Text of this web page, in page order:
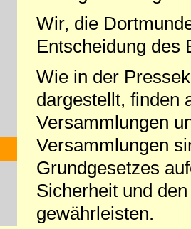
Wir, die
Entscheidung des
Wie in der
dargestellt, finden
Versammlungen
Versammlungen
Grundgesetzes
Sicherheit und
gewährleisten.